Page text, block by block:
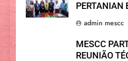
PERTANIAN
admin mescc
MESCC
REUNIÃO